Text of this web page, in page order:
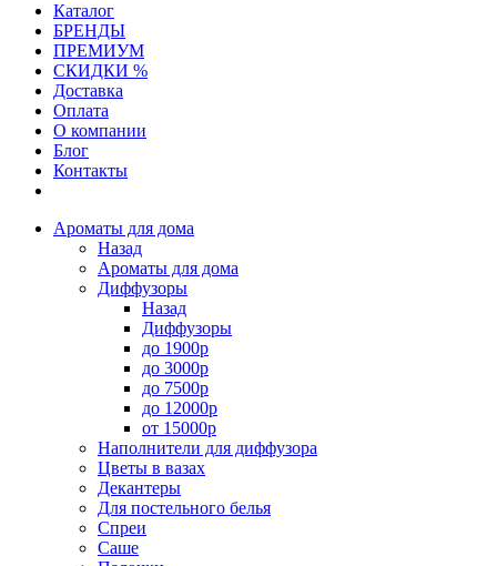
Каталог
БРЕНДЫ
ПРЕМИУМ
СКИДКИ %
Доставка
Оплата
О компании
Блог
Контакты
Ароматы для дома
Назад
Ароматы для дома
Диффузоры
Назад
Диффузоры
до 1900р
до 3000р
до 7500р
до 12000р
от 15000р
Наполнители для диффузора
Цветы в вазах
Декантеры
Для постельного белья
Спреи
Саше